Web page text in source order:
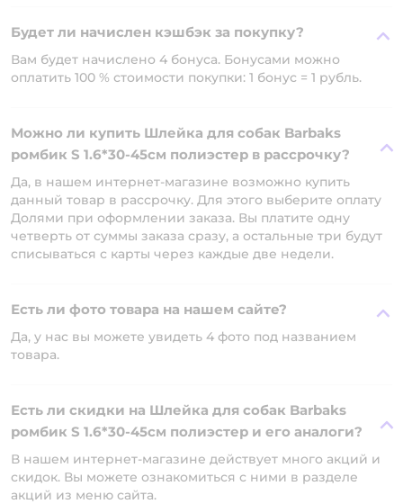
Будет ли начислен кэшбэк за покупку?
Вам будет начислено 4 бонуса. Бонусами можно
оплатить 100 % стоимости покупки: 1 бонус = 1 рубль.
Можно ли купить Шлейка для собак Barbaks
ромбик S 1.6*30-45см полиэстер в рассрочку?
Да, в нашем интернет-магазине возможно купить
данный товар в рассрочку. Для этого выберите оплату
Долями при оформлении заказа. Вы платите одну
четверть от суммы заказа сразу, а остальные три будут
списываться с карты через каждые две недели.
Есть ли фото товара на нашем сайте?
Да, у нас вы можете увидеть 4 фото под названием
товара.
Есть ли скидки на Шлейка для собак Barbaks
ромбик S 1.6*30-45см полиэстер и его аналоги?
В нашем интернет-магазине действует много акций и
скидок. Вы можете ознакомиться с ними в разделе
акций из меню сайта.